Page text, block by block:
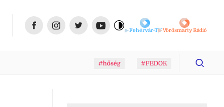
Fehérvár-TVVörösmarty Rádió
#hőség #FEDOK